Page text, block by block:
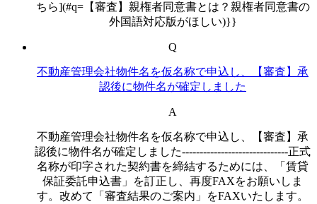
ちら](#q=【審査】親権者同意書とは？親権者同意書の
外国語対応版がほしい)}}
Q
不動産管理会社物件名を仮名称で申込し、【審査】承
認後に物件名が確定しました
A
不動産管理会社物件名を仮名称で申込し、【審査】承
認後に物件名が確定しました------------------------------正式
名称が印字された契約書を締結するためには、「賃貸
保証委託申込書」を訂正し、再度FAXをお願いしま
す。改めて「審査結果のご案内」をFAXいたします。